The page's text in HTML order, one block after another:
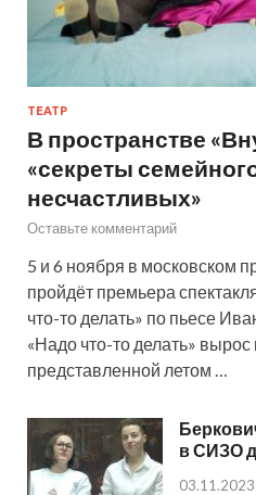
ТЕАТР
В пространстве
«секреты
несчастливых»
Оставьте комментарий
5 и 6 ноября в московском
пройдёт премьера
что-то делать» по пьесе
«Надо что-то делать» вырос
представленной летом …
в СИЗО
03.11.2023